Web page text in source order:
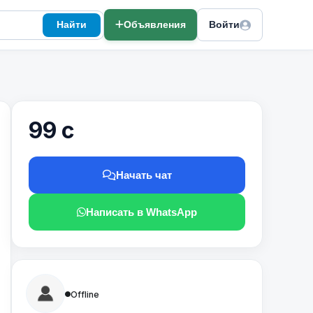
Найти Объявления Войти
99 с
Начать чат
Написать в WhatsApp
Offline